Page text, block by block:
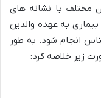
مختلف با نشانه های
به عهده والدین
انجام شود. به طور
زیر خلاصه کرد: